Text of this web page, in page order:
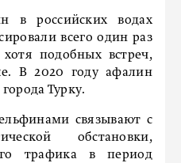
в российских водах
всего один раз
подобных встреч,
В 2020 году афалин
Турку.
связывают с
обстановки,
трафика в период